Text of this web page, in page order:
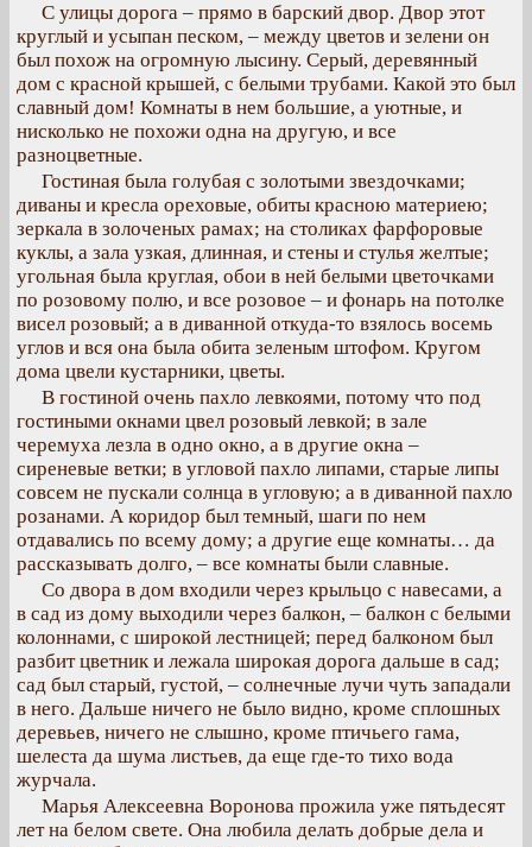
С улицы дорога – прямо в барский двор. Двор этот
круглый и усыпан песком, – между цветов и зелени он
был похож на огромную лысину. Серый, деревянный
дом с красной крышей, с белыми трубами. Какой это был
славный дом! Комнаты в нем большие, а уютные, и
нисколько не похожи одна на другую, и все
разноцветные.
Гостиная была голубая с золотыми звездочками;
диваны и кресла ореховые, обиты красною материею;
зеркала в золоченых рамах; на столиках фарфоровые
куклы, а зала узкая, длинная, и стены и стулья желтые;
угольная была круглая, обои в ней белыми цветочками
по розовому полю, и все розовое – и фонарь на потолке
висел розовый; а в диванной откуда-то взялось восемь
углов и вся она была обита зеленым штофом. Кругом
дома цвели кустарники, цветы.
В гостиной очень пахло левкоями, потому что под
гостиными окнами цвел розовый левкой; в зале
черемуха лезла в одно окно, а в другие окна –
сиреневые ветки; в угловой пахло липами, старые липы
совсем не пускали солнца в угловую; а в диванной пахло
розанами. А коридор был темный, шаги по нем
отдавались по всему дому; а другие еще комнаты… да
рассказывать долго, – все комнаты были славные.
Со двора в дом входили через крыльцо с навесами, а
в сад из дому выходили через балкон, – балкон с белыми
колоннами, с широкой лестницей; перед балконом был
разбит цветник и лежала широкая дорога дальше в сад;
сад был старый, густой, – солнечные лучи чуть западали
в него. Дальше ничего не было видно, кроме сплошных
деревьев, ничего не слышно, кроме птичьего гама,
шелеста да шума листьев, да еще где-то тихо вода
журчала.
Марья Алексеевна Воронова прожила уже пятьдесят
лет на белом свете. Она любила делать добрые дела и